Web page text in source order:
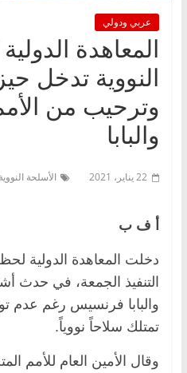
عربي ودولي
المعاهدة
النووية تدخل
وترحيب من
والبابا
22 يناير، 2021 الأسلحة النووية
أ ف ب
دخلت المعاهدة الدولية
التنفيذ الجمعة، في حدث
والبابا فرنسيس رغم عدم
تمتلك سلاحاً نووياً.
وقال الأمين العام للأمم